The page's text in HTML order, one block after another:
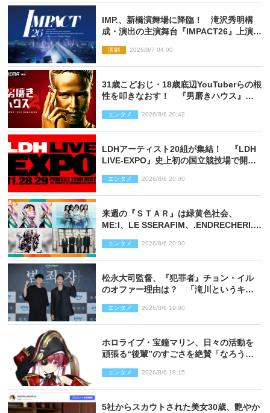
IMP.、新橋演舞場に降臨！ 滝沢秀明構
成・演出の主演舞台『IMPACT26』上演決
演劇 2026/8/7 04:00
31歳こどおじ・18歳底辺YouTuberらの根
性を叩きなおす！ 『男磨きハウス』第2
エンタメ 2026/8/6 20:42
LDHアーティスト20組が集結！ 『LDH
LIVE‐EXPO』史上初の国立競技場で開催
エンタメ 2026/8/6 20:00
来週の『ＳＴＡＲ』は緑黄色社会、
ME:I、LE SSERAFIM、.ENDRECHERI.が
エンタメ 2026/8/6 20:00
松永大司監督、『犯罪者』チョン・イル
のオファー理由は？ 「滝川というキャ
かった」
エンタメ 2026/8/6 19:00
ホロライブ・宝鐘マリン、日々の活動を
頑張る“後輩”のすごさを絶賛「なろう系
エンタメ 2026/8/6 18:15
5社からスカウトされた美女30歳、艶やか